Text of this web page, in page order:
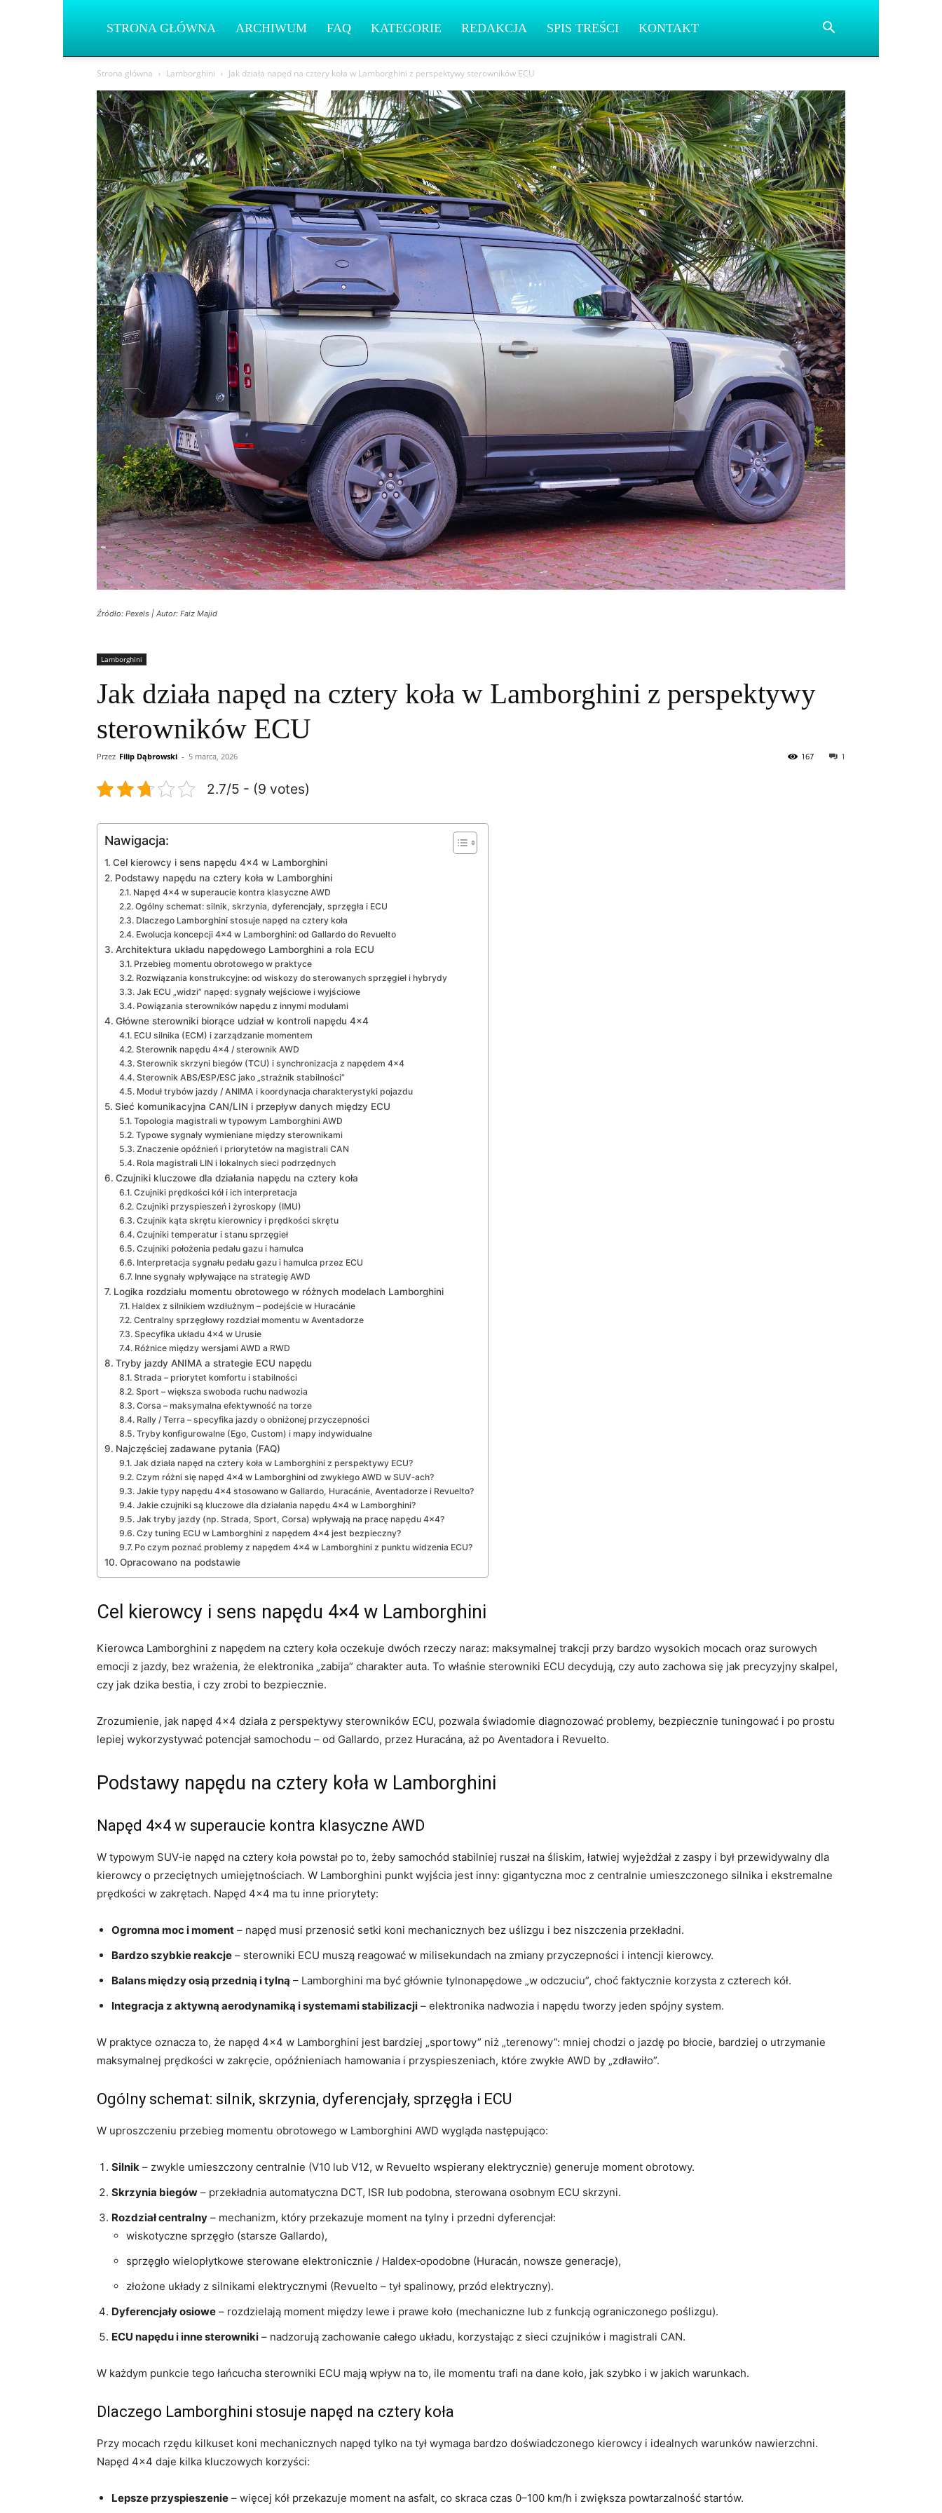
STRONA GŁÓWNA ARCHIWUM FAQ KATEGORIE REDAKCJA SPIS TREŚCI KONTAKT
Strona główna Lamborghini Jak działa napęd na cztery koła w Lamborghini z perspektywy sterowników ECU
Źródło: Pexels | Autor: Faiz Majid
Lamborghini
Jak działa napęd na cztery koła w Lamborghini z perspektywy
sterowników ECU
Przez Filip Dąbrowski - 5 marca, 2026 1
167
2.7/5 - (9 votes)
Nawigacja:
Cel kierowcy i sens napędu 4×4 w Lamborghini
Podstawy napędu na cztery koła w Lamborghini
Napęd 4×4 w superaucie kontra klasyczne AWD
Ogólny schemat: silnik, skrzynia, dyferencjały, sprzęgła i ECU
Dlaczego Lamborghini stosuje napęd na cztery koła
Ewolucja koncepcji 4×4 w Lamborghini: od Gallardo do Revuelto
Architektura układu napędowego Lamborghini a rola ECU
Przebieg momentu obrotowego w praktyce
Rozwiązania konstrukcyjne: od wiskozy do sterowanych sprzęgieł i hybrydy
Jak ECU „widzi” napęd: sygnały wejściowe i wyjściowe
Powiązania sterowników napędu z innymi modułami
Główne sterowniki biorące udział w kontroli napędu 4×4
ECU silnika (ECM) i zarządzanie momentem
Sterownik napędu 4×4 / sterownik AWD
Sterownik skrzyni biegów (TCU) i synchronizacja z napędem 4×4
Sterownik ABS/ESP/ESC jako „strażnik stabilności”
Moduł trybów jazdy / ANIMA i koordynacja charakterystyki pojazdu
Sieć komunikacyjna CAN/LIN i przepływ danych między ECU
Topologia magistrali w typowym Lamborghini AWD
Typowe sygnały wymieniane między sterownikami
Znaczenie opóźnień i priorytetów na magistrali CAN
Rola magistrali LIN i lokalnych sieci podrzędnych
Czujniki kluczowe dla działania napędu na cztery koła
Czujniki prędkości kół i ich interpretacja
Czujniki przyspieszeń i żyroskopy (IMU)
Czujnik kąta skrętu kierownicy i prędkości skrętu
Czujniki temperatur i stanu sprzęgieł
Czujniki położenia pedału gazu i hamulca
Interpretacja sygnału pedału gazu i hamulca przez ECU
Inne sygnały wpływające na strategię AWD
Logika rozdziału momentu obrotowego w różnych modelach Lamborghini
Haldex z silnikiem wzdłużnym – podejście w Huracánie
Centralny sprzęgłowy rozdział momentu w Aventadorze
Specyfika układu 4×4 w Urusie
Różnice między wersjami AWD a RWD
Tryby jazdy ANIMA a strategie ECU napędu
Strada – priorytet komfortu i stabilności
Sport – większa swoboda ruchu nadwozia
Corsa – maksymalna efektywność na torze
Rally / Terra – specyfika jazdy o obniżonej przyczepności
Tryby konfigurowalne (Ego, Custom) i mapy indywidualne
Najczęściej zadawane pytania (FAQ)
Jak działa napęd na cztery koła w Lamborghini z perspektywy ECU?
Czym różni się napęd 4×4 w Lamborghini od zwykłego AWD w SUV‑ach?
Jakie typy napędu 4×4 stosowano w Gallardo, Huracánie, Aventadorze i Revuelto?
Jakie czujniki są kluczowe dla działania napędu 4×4 w Lamborghini?
Jak tryby jazdy (np. Strada, Sport, Corsa) wpływają na pracę napędu 4×4?
Czy tuning ECU w Lamborghini z napędem 4×4 jest bezpieczny?
Po czym poznać problemy z napędem 4×4 w Lamborghini z punktu widzenia ECU?
Opracowano na podstawie
Cel kierowcy i sens napędu 4×4 w Lamborghini
Kierowca Lamborghini z napędem na cztery koła oczekuje dwóch rzeczy naraz: maksymalnej trakcji przy bardzo wysokich mocach oraz surowych
emocji z jazdy, bez wrażenia, że elektronika „zabija” charakter auta. To właśnie sterowniki ECU decydują, czy auto zachowa się jak precyzyjny skalpel,
czy jak dzika bestia, i czy zrobi to bezpiecznie.
Zrozumienie, jak napęd 4×4 działa z perspektywy sterowników ECU, pozwala świadomie diagnozować problemy, bezpiecznie tuningować i po prostu
lepiej wykorzystywać potencjał samochodu – od Gallardo, przez Huracána, aż po Aventadora i Revuelto.
Podstawy napędu na cztery koła w Lamborghini
Napęd 4×4 w superaucie kontra klasyczne AWD
W typowym SUV‑ie napęd na cztery koła powstał po to, żeby samochód stabilniej ruszał na śliskim, łatwiej wyjeżdżał z zaspy i był przewidywalny dla
kierowcy o przeciętnych umiejętnościach. W Lamborghini punkt wyjścia jest inny: gigantyczna moc z centralnie umieszczonego silnika i ekstremalne
prędkości w zakrętach. Napęd 4×4 ma tu inne priorytety:
Ogromna moc i moment – napęd musi przenosić setki koni mechanicznych bez uślizgu i bez niszczenia przekładni.
Bardzo szybkie reakcje – sterowniki ECU muszą reagować w milisekundach na zmiany przyczepności i intencji kierowcy.
Balans między osią przednią i tylną – Lamborghini ma być głównie tylnonapędowe „w odczuciu”, choć faktycznie korzysta z czterech kół.
Integracja z aktywną aerodynamiką i systemami stabilizacji – elektronika nadwozia i napędu tworzy jeden spójny system.
W praktyce oznacza to, że napęd 4×4 w Lamborghini jest bardziej „sportowy” niż „terenowy”: mniej chodzi o jazdę po błocie, bardziej o utrzymanie
maksymalnej prędkości w zakręcie, opóźnieniach hamowania i przyspieszeniach, które zwykłe AWD by „zdławiło”.
Ogólny schemat: silnik, skrzynia, dyferencjały, sprzęgła i ECU
W uproszczeniu przebieg momentu obrotowego w Lamborghini AWD wygląda następująco:
Silnik – zwykle umieszczony centralnie (V10 lub V12, w Revuelto wspierany elektrycznie) generuje moment obrotowy.
Skrzynia biegów – przekładnia automatyczna DCT, ISR lub podobna, sterowana osobnym ECU skrzyni.
Rozdział centralny – mechanizm, który przekazuje moment na tylny i przedni dyferencjał:
wiskotyczne sprzęgło (starsze Gallardo),
sprzęgło wielopłytkowe sterowane elektronicznie / Haldex‑opodobne (Huracán, nowsze generacje),
złożone układy z silnikami elektrycznymi (Revuelto – tył spalinowy, przód elektryczny).
Dyferencjały osiowe – rozdzielają moment między lewe i prawe koło (mechaniczne lub z funkcją ograniczonego poślizgu).
ECU napędu i inne sterowniki – nadzorują zachowanie całego układu, korzystając z sieci czujników i magistrali CAN.
W każdym punkcie tego łańcucha sterowniki ECU mają wpływ na to, ile momentu trafi na dane koło, jak szybko i w jakich warunkach.
Dlaczego Lamborghini stosuje napęd na cztery koła
Przy mocach rzędu kilkuset koni mechanicznych napęd tylko na tył wymaga bardzo doświadczonego kierowcy i idealnych warunków nawierzchni.
Napęd 4×4 daje kilka kluczowych korzyści:
Lepsze przyspieszenie – więcej kół przekazuje moment na asfalt, co skraca czas 0–100 km/h i zwiększa powtarzalność startów.